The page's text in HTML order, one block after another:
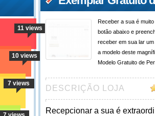
11 views
10 views
7 views
Receber a sua é
botão abaixo e
receber em sua lar
a modelo deste
Modelo Gratuito de
DESCRIÇÃO LOJA
Recepcionar a sua é